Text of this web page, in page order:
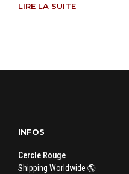
LIRE LA SUITE
INFOS
Cercle Rouge
Shipping Worldwide 🌎